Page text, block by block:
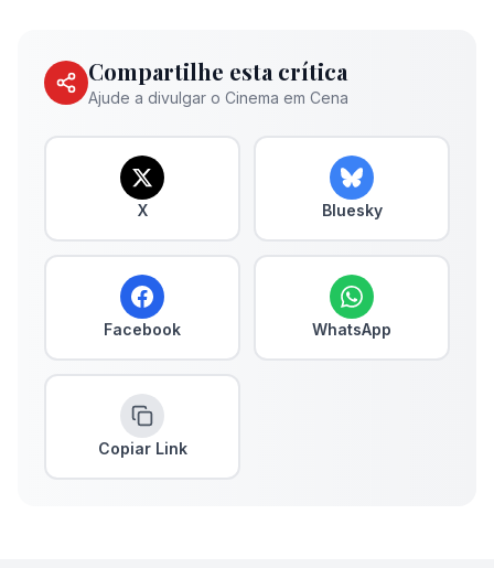
Compartilhe esta crítica
Ajude a divulgar o Cinema em Cena
X Bluesky
Facebook WhatsApp
Copiar Link